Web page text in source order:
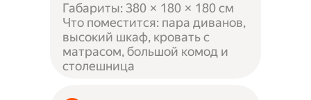
Габариты: 380 × 180 × 180 см
Что поместится: пара диванов,
высокий шкаф, кровать с
матрасом, большой комод и
столешница